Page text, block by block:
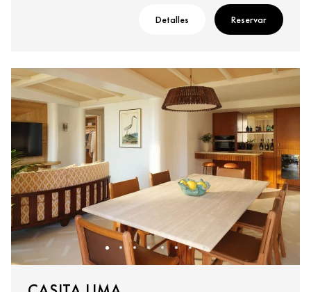
Detalles Reservar